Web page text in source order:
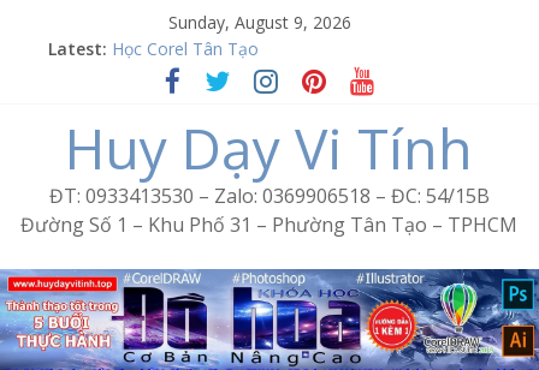
Sunday, August 9, 2026
Latest: Học Corel Tân Tạo
Cách tạo USB Boot bằng Ventoy
Khóa học Photoshop tại Tân Tạo
Excel Bình Trị Đông – Vi tính văn phòng cấp tốc
Word Bình Trị Đông – Tin học văn phòng cấp tốc
Huy Dạy Vi Tính
ĐT: 0933413530 – Zalo: 0369906518 – ĐC: 54/15B
Đường Số 1 – Khu Phố 31 – Phường Tân Tạo – TPHCM